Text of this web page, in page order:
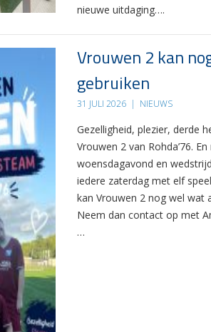
nieuwe uitdaging….
Vrouwen 2 kan
gebruiken
31 JULI 2026 | NIEUWS
Gezelligheid, plezier, derde
Vrouwen 2 van Rohda’76.
woensdagavond en
iedere zaterdag met elf
kan Vrouwen 2 nog wel wat
Neem dan contact op met
…